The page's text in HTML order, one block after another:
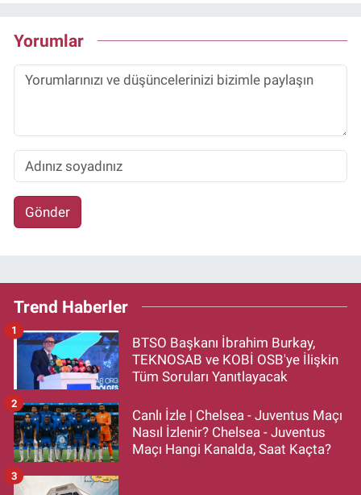
Yorumlar
Gönder
Trend Haberler
BTSO Başkanı İbrahim Burkay,
TEKNOSAB ve KOBİ OSB'ye İlişkin
Tüm Soruları Yanıtlayacak
1
Canlı İzle | Chelsea - Juventus Maçı
Nasıl İzlenir? Chelsea - Juventus
Maçı Hangi Kanalda, Saat Kaçta?
2
3